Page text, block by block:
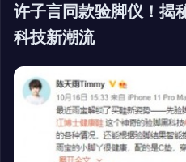
许子言同款验脚仪！揭
科技新潮流